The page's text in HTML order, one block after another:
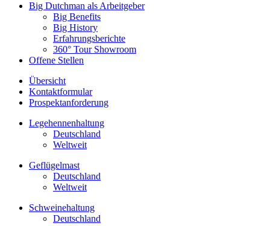
Big Dutchman als Arbeitgeber
Big Benefits
Big History
Erfahrungsberichte
360° Tour Showroom
Offene Stellen
Übersicht
Kontaktformular
Prospektanforderung
Legehennenhaltung
Deutschland
Weltweit
Geflügelmast
Deutschland
Weltweit
Schweinehaltung
Deutschland